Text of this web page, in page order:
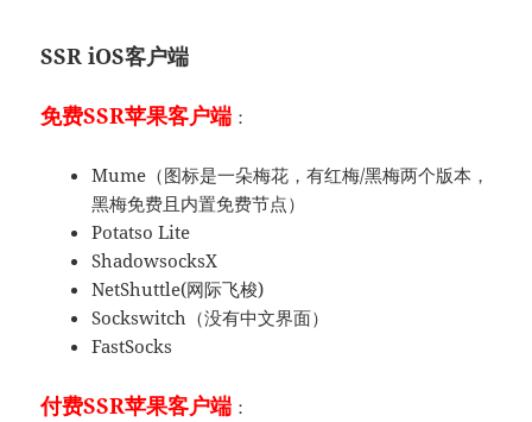
SSR iOS客户端
免费SSR苹果客户端 ：
Mume（图标是一朵梅花，有红梅/黑梅两个版本，
黑梅免费且内置免费节点）
Potatso Lite
ShadowsocksX
NetShuttle(网际飞梭)
Sockswitch（没有中文界面）
FastSocks
付费SSR苹果客户端 ：